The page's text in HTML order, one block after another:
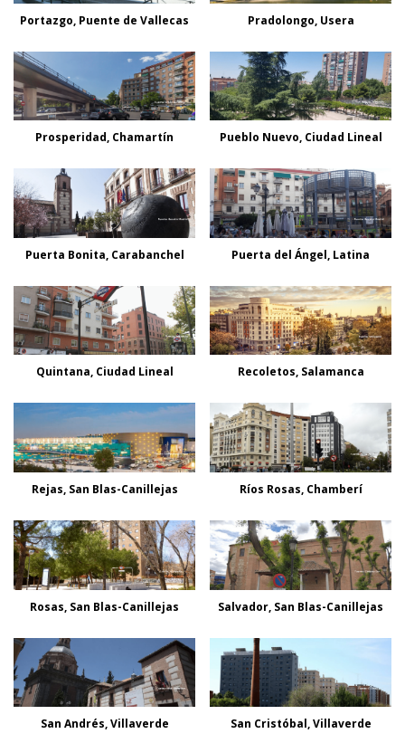
Portazgo, Puente de Vallecas Pradolongo, Usera
Prosperidad, Chamartín Pueblo Nuevo, Ciudad Lineal
Puerta Bonita, Carabanchel Puerta del Ángel, Latina
Quintana, Ciudad Lineal Recoletos, Salamanca
Rejas, San Blas-Canillejas Ríos Rosas, Chamberí
Rosas, San Blas-Canillejas Salvador, San Blas-Canillejas
San Andrés, Villaverde San Cristóbal, Villaverde